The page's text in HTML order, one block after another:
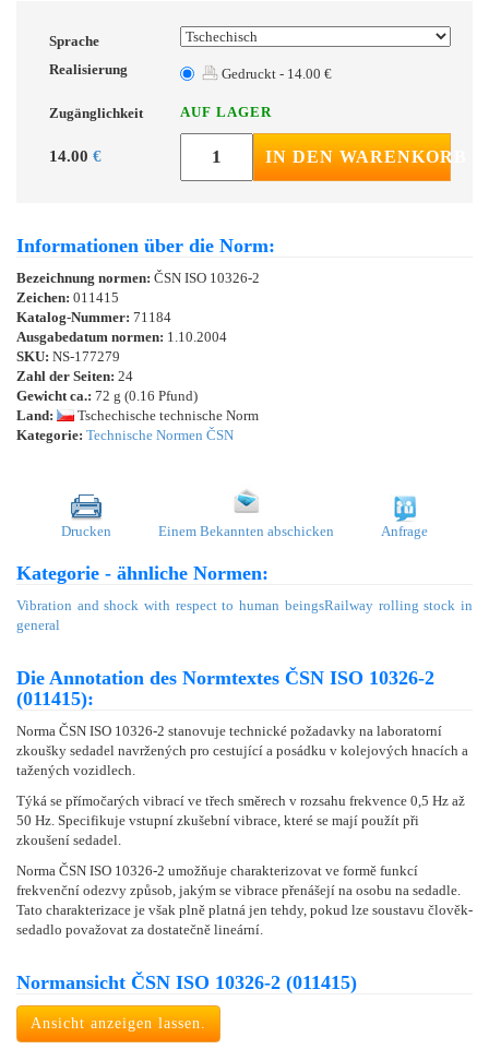
Sprache
Realisierung
Gedruckt - 14.00 €
Zugänglichkeit AUF LAGER
14.00 € IN DEN WARENKORB
Informationen über die Norm:
Bezeichnung normen: ČSN ISO 10326-2
Zeichen: 011415
Katalog-Nummer: 71184
Ausgabedatum normen: 1.10.2004
SKU: NS-177279
Zahl der Seiten: 24
Gewicht ca.: 72 g (0.16 Pfund)
Land:
Tschechische technische Norm
Kategorie: Technische Normen ČSN
Drucken Einem Bekannten abschicken Anfrage
Kategorie - ähnliche Normen:
Vibration and shock with respect to human beingsRailway rolling stock in
general
Die Annotation des Normtextes ČSN ISO 10326-2
(011415):
Norma ČSN ISO 10326-2 stanovuje technické požadavky na laboratorní
zkoušky sedadel navržených pro cestující a posádku v kolejových hnacích a
tažených vozidlech.
Týká se přímočarých vibrací ve třech směrech v rozsahu frekvence 0,5 Hz až
50 Hz. Specifikuje vstupní zkušební vibrace, které se mají použít při
zkoušení sedadel.
Norma ČSN ISO 10326-2 umožňuje charakterizovat ve formě funkcí
frekvenční odezvy způsob, jakým se vibrace přenášejí na osobu na sedadle.
Tato charakterizace je však plně platná jen tehdy, pokud lze soustavu člověk-
sedadlo považovat za dostatečně lineární.
Normansicht ČSN ISO 10326-2 (011415)
Ansicht anzeigen lassen.